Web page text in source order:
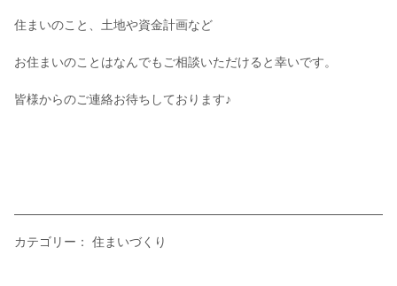
住まいのこと、土地や資金計画など
お住まいのことはなんでもご相談いただけると幸いです。
皆様からのご連絡お待ちしております♪
カテゴリー： 住まいづくり